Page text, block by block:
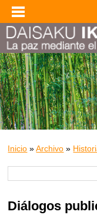
Inicio »Archivo »
Diálogos